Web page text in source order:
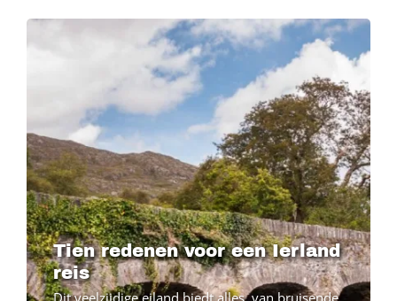
Tien redenen voor een Ierland
reis